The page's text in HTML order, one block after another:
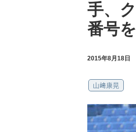
手、
番号
2015年8月18日
山﨑康晃